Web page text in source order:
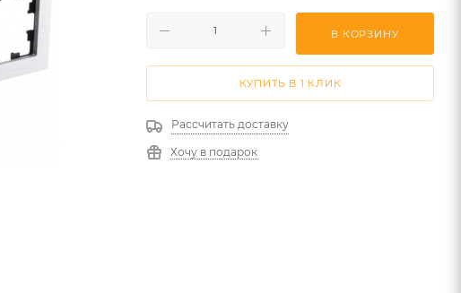
В КОРЗИНУ
КУПИТЬ В 1 КЛИК
Рассчитать доставку
Хочу в подарок